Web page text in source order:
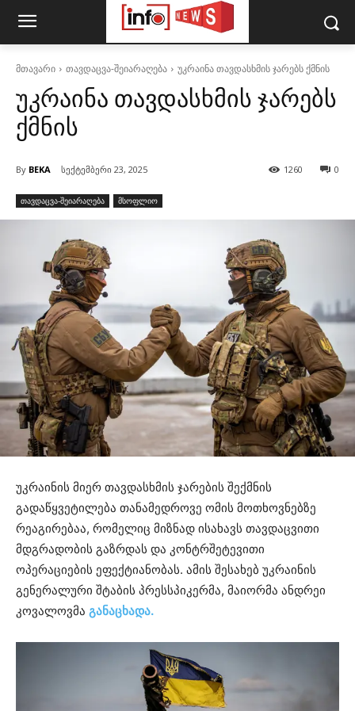
მთავარი თავდაცვა-შეიარაღება უკრაინა თავდასხმის ჯარებს ქმნის
უკრაინა თავდასხმის ჯარებს
ქმნის
By BEKA სექტემბერი 23, 2025 0
1260
თავდაცვა-შეიარაღება მსოფლიო
უკრაინის მიერ თავდასხმის ჯარების შექმნის
გადაწყვეტილება თანამედროვე ომის მოთხოვნებზე
რეაგირებაა, რომელიც მიზნად ისახავს თავდაცვითი
მდგრადობის გაზრდას და კონტრშეტევითი
ოპერაციების ეფექტიანობას. ამის შესახებ უკრაინის
გენერალური შტაბის პრესსპიკერმა, მაიორმა ანდრეი
კოვალოვმა განაცხადა.